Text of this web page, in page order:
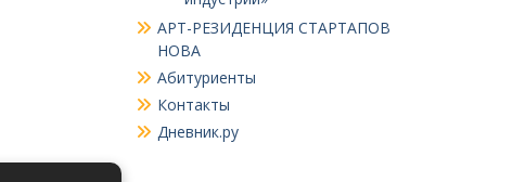
АРТ-РЕЗИДЕНЦИЯ СТАРТАПОВ
НОВА
Абитуриенты
Контакты
Дневник.ру